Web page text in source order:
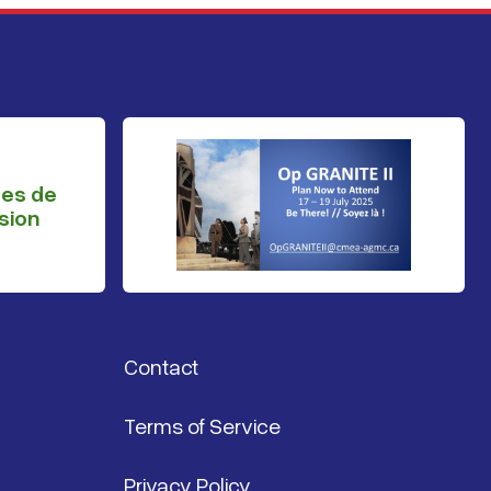
de
Contact
Terms of Service
Privacy Policy